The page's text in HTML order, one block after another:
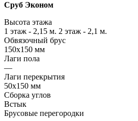
Сруб Эконом
Высота этажа
1 этаж - 2,15 м. 2 этаж - 2,1 м.
Обвязочный брус
150х150 мм
Лаги пола
—
Лаги перекрытия
50х150 мм
Сборка углов
Встык
Брусовые перегородки